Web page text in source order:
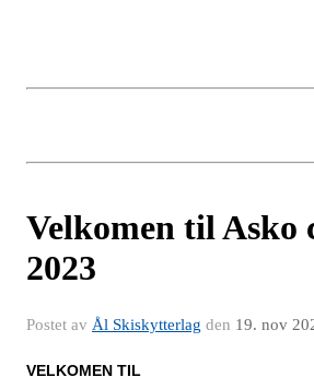
Velkomen til Asko
2023
Postet av Ål Skiskytterlag den 19. nov
VELKOMEN TIL